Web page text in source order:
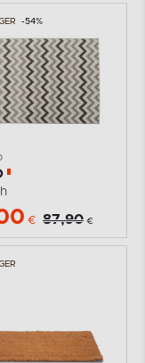
-54%
€ 87,90 €